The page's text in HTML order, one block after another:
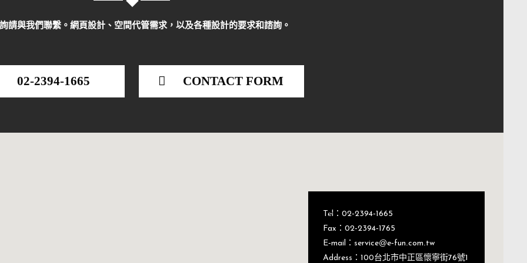
請與我們聯繫。網頁設計、空間代管需求，以及各種設計的要求和諮詢。
02-2394-1665 CONTACT FORM
Tel：02-2394-1665
Fax：02-2394-1765
E-mail：service@e-fun.com.tw
Address：100台北市中正區懷寧街76號1